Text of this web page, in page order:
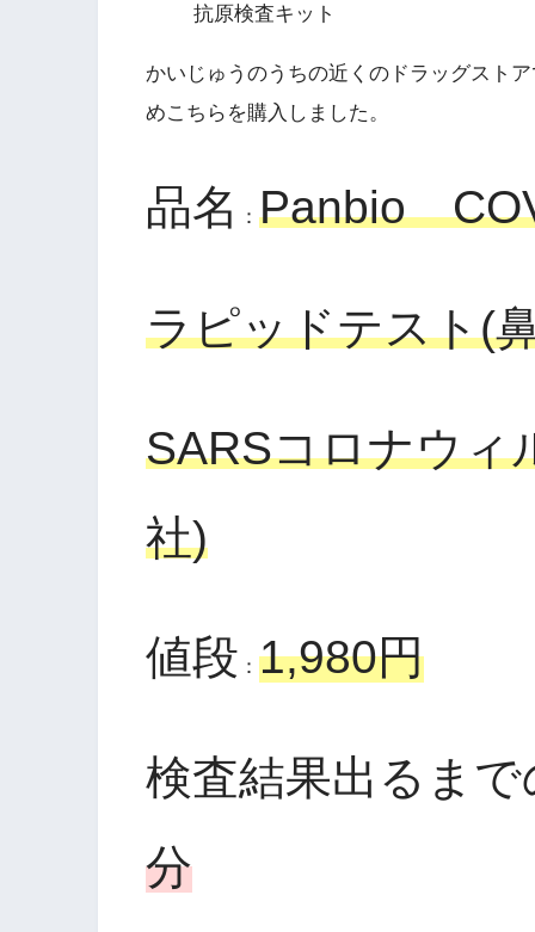
抗原検査キット
かいじゅうのうちの近くのドラッグスト
めこちらを購入しました。
品名 ： Panbio
ラピッドテスト(
SARSコロナウィ
社)
値段 ： 1,980円
検査結果出るま
分